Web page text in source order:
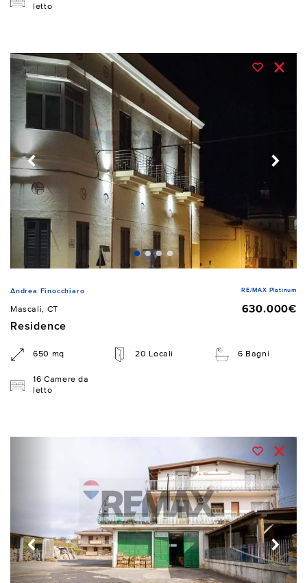
letto
Andrea Finocchiaro RE/MAX Platinum
Mascali, CT
630.000€
Residence
650 mq 20 Locali 6 Bagni
16 Camere da
letto